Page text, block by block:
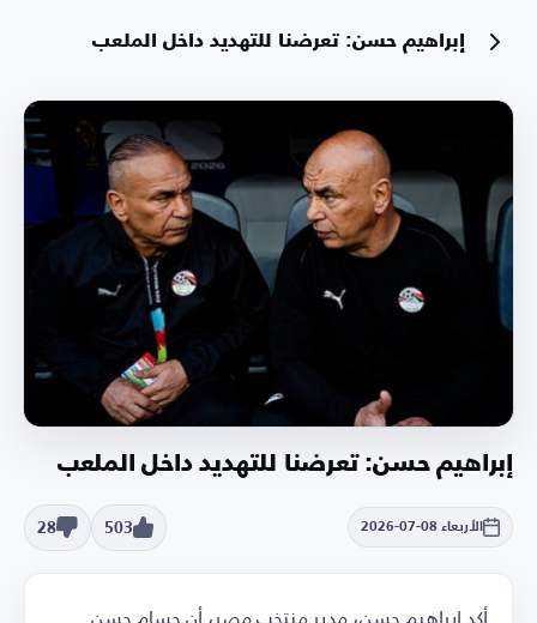
إبراهيم حسن: تعرضنا للتهديد داخل الملعب
إبراهيم حسن: تعرضنا للتهديد داخل الملعب
الأربعاء 08-07-2026 503
28